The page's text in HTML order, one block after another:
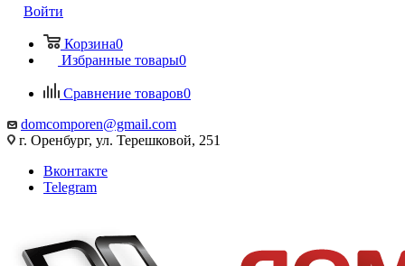
Войти
Корзина0
Избранные товары0
Сравнение товаров0
domcomporen@gmail.com
г. Оренбург, ул. Терешковой, 251
Вконтакте
Telegram